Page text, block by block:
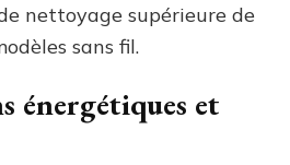
nettoyage supérieure de
sans fil.
énergétiques et